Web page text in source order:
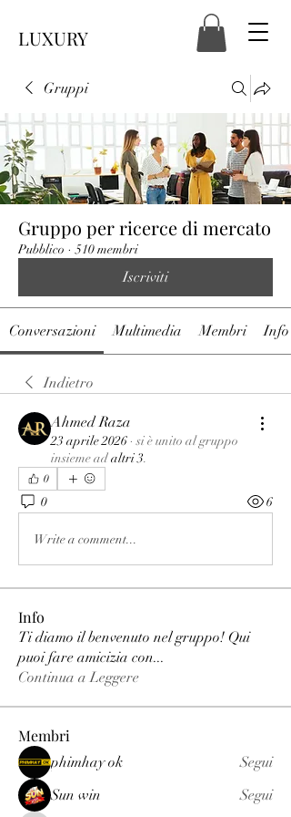
LUXURY
Gruppi
Gruppo per ricerce di mercato
Pubblico · 510 membri
Iscriviti
Conversazioni Multimedia Membri Info
Indietro
Ahmed Raza
23 aprile 2026 ·si è unito al gruppo
insieme adaltri 3.
0
0 6
Write a comment...
Info
Ti diamo il benvenuto nel gruppo! Qui
puoi fare amicizia con...
Continua a Leggere
Membri
phimhay ok
Segui
Sun win
Segui